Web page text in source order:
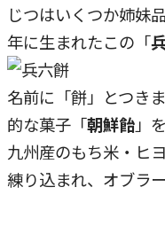
じつはいくつか姉妹
年に生まれたこの「
名前に「餅」とつき
的な菓子「朝鮮飴」
九州産のもち米・ヒ
練り込まれ、オブラ